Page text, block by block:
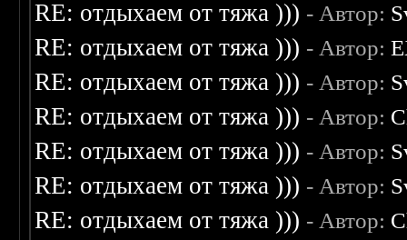
RE: отдыхаем от тяжа ))) - Автор:
RE: отдыхаем от тяжа ))) - Автор:
RE: отдыхаем от тяжа ))) - Автор:
RE: отдыхаем от тяжа ))) - Автор:
RE: отдыхаем от тяжа ))) - Автор:
RE: отдыхаем от тяжа ))) - Автор:
RE: отдыхаем от тяжа ))) - Автор: